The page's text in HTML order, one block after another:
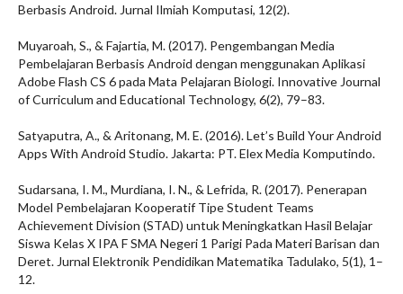
Berbasis Android. Jurnal Ilmiah Komputasi, 12(2).
Muyaroah, S., & Fajartia, M. (2017). Pengembangan Media
Pembelajaran Berbasis Android dengan menggunakan Aplikasi
Adobe Flash CS 6 pada Mata Pelajaran Biologi. Innovative Journal
of Curriculum and Educational Technology, 6(2), 79–83.
Satyaputra, A., & Aritonang, M. E. (2016). Let’s Build Your Android
Apps With Android Studio. Jakarta: PT. Elex Media Komputindo.
Sudarsana, I. M., Murdiana, I. N., & Lefrida, R. (2017). Penerapan
Model Pembelajaran Kooperatif Tipe Student Teams
Achievement Division (STAD) untuk Meningkatkan Hasil Belajar
Siswa Kelas X IPA F SMA Negeri 1 Parigi Pada Materi Barisan dan
Deret. Jurnal Elektronik Pendidikan Matematika Tadulako, 5(1), 1–
12.